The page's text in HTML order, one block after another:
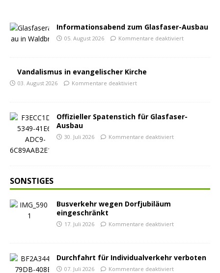
Informationsabend zum Glasfaser-Ausbau
05. August 2026 Kommentare deaktiviert
Vandalismus in evangelischer Kirche
03. August 2026 Kommentare deaktiviert
Offizieller Spatenstich für Glasfaser-
Ausbau
30. Juli 2026 Kommentare deaktiviert
SONSTIGES
Busverkehr wegen Dorfjubiläum
eingeschränkt
17. Juli 2026 Kommentare deaktiviert
Durchfahrt für Individualverkehr verboten
07. Juli 2026 Kommentare deaktiviert